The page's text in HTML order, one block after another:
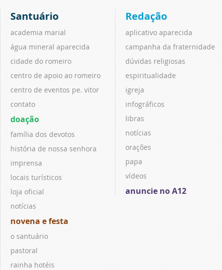
Santuário
academia marial
água mineral aparecida
cidade do romeiro
centro de apoio ao romeiro
centro de eventos pe. vitor
contato
doação
família dos devotos
história de nossa senhora
imprensa
locais turísticos
loja oficial
notícias
novena e festa
o santuário
pastoral
rainha hotéis
Redação
aplicativo aparecida
campanha da fraternidade
dúvidas religiosas
espiritualidade
igreja
infográficos
libras
notícias
orações
papa
vídeos
anuncie no A12